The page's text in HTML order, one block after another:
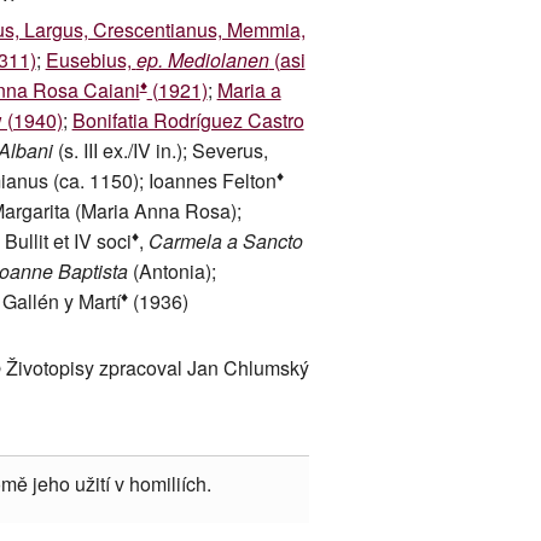
Largus, Crescentianus, Memmia,
; Eusebius, ep. Mediolanen(asi
Rosa Caiani♦(1921); Maria a
; Bonifatia Rodríguez Castro
(s. III ex./IV in.); Severus,
(ca. 1150); Ioannes Felton♦
(Maria Anna Rosa);
et IV soci♦, Carmela a Sancto
Baptista(Antonia);
y Martí♦(1936)
zpracoval Jan Chlumský
jeho užití v homiliích.